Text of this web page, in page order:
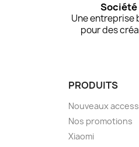
Société
Une entreprise
pour des
PRODUITS
Nouveaux
Nos promotions
Xiaomi